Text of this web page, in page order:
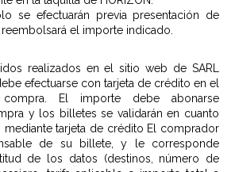
se efectuarán previa presentación de
el importe indicado.
realizados en el sitio web de SARL
efectuarse con tarjeta de crédito en el
El importe debe abonarse
y los billetes se validarán en cuanto
tarjeta de crédito El comprador
de su billete, y le corresponde
de los datos (destinos, número de